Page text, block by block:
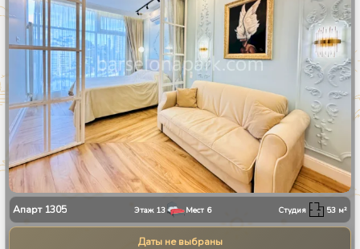
Апарт 1305 Этаж 13 Мест 6 Студия 53 м²
Даты не выбраны